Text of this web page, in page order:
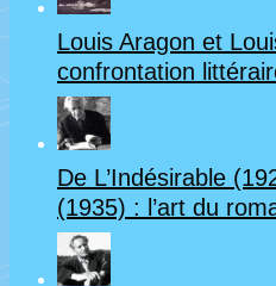
et
philosophique,
deuxième
partie
(UTL
Paimpol,
22)
Louis Aragon et
confrontation
De L’Indésirable
(1935) : l’art du